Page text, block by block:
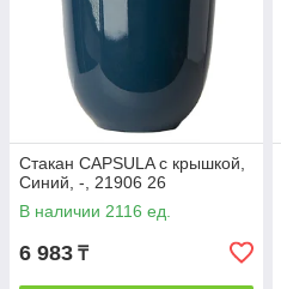
Стакан CAPSULA с крышкой,
Синий, -, 21906 26
В наличии 2116 ед.
6 983 ₸